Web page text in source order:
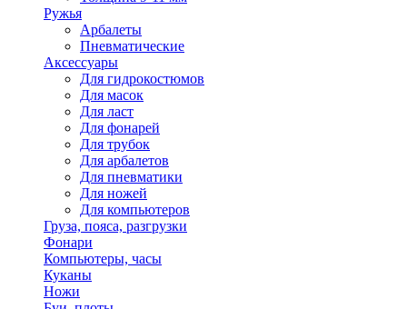
Ружья
Арбалеты
Пневматические
Аксессуары
Для гидрокостюмов
Для масок
Для ласт
Для фонарей
Для трубок
Для арбалетов
Для пневматики
Для ножей
Для компьютеров
Груза, пояса, разгрузки
Фонари
Компьютеры, часы
Куканы
Ножи